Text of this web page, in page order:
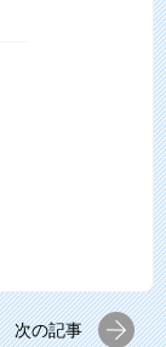
次の記事